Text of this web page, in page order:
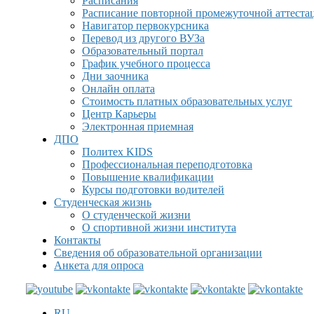
Расписание повторной промежуточной
Навигатор первокурсника
Перевод из другого ВУЗа
Образовательный портал
График учебного процесса
Дни заочника
Онлайн оплата
Стоимость платных образовательных услуг
Центр Карьеры
Электронная приемная
ДПО
Политех KIDS
Профессиональная переподготовка
Повышение квалификации
Курсы подготовки водителей
Студенческая жизнь
О студенческой жизни
О спортивной жизни института
Контакты
Сведения об образовательной организации
Анкета для опроса